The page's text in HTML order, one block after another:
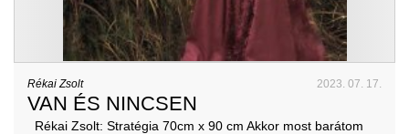
Rékai Zsolt 2023. 07. 17.
VAN ÉS NINCSEN
Rékai Zsolt: Stratégia 70cm x 90 cm Akkor most barátom